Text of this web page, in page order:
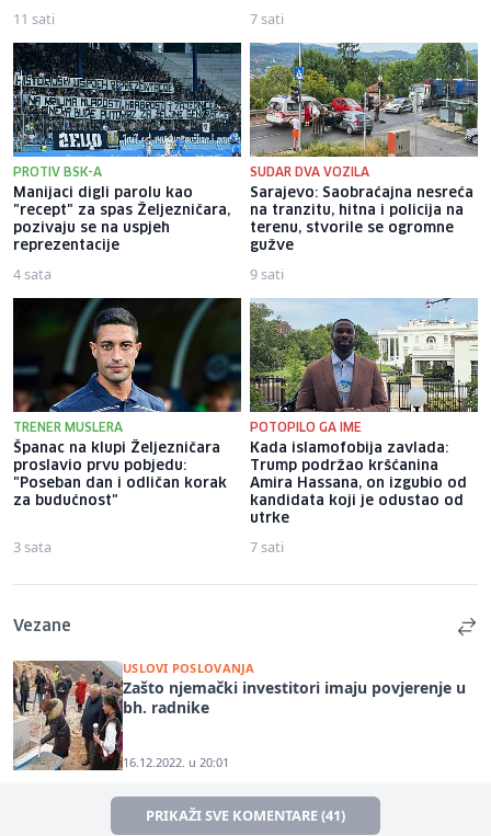
11 sati 7 sati
PROTIV BSK-A
Manijaci digli parolu kao
"recept" za spas Željezničara,
pozivaju se na uspjeh
reprezentacije
4 sata
SUDAR DVA VOZILA
Sarajevo: Saobraćajna nesreća
na tranzitu, hitna i policija na
terenu, stvorile se ogromne
gužve
9 sati
TRENER MUSLERA
Španac na klupi Željezničara
proslavio prvu pobjedu:
"Poseban dan i odličan korak
za budućnost"
3 sata
POTOPILO GA IME
Kada islamofobija zavlada:
Trump podržao kršćanina
Amira Hassana, on izgubio od
kandidata koji je odustao od
utrke
7 sati
Vezane
USLOVI POSLOVANJA
Zašto njemački investitori imaju povjerenje u
bh. radnike
16.12.2022. u 20:01
PRIKAŽI SVE KOMENTARE (41)